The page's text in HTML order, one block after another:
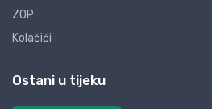
ZOP
Kolačići
Ostani u tijeku